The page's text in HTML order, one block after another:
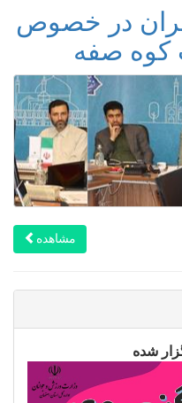
در خصوص
کوه صفه
مشاهده
شده